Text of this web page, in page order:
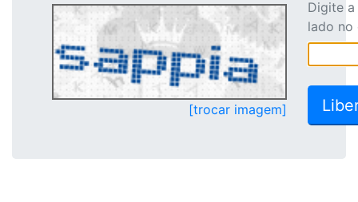
[trocar imagem]
Digite
lado no